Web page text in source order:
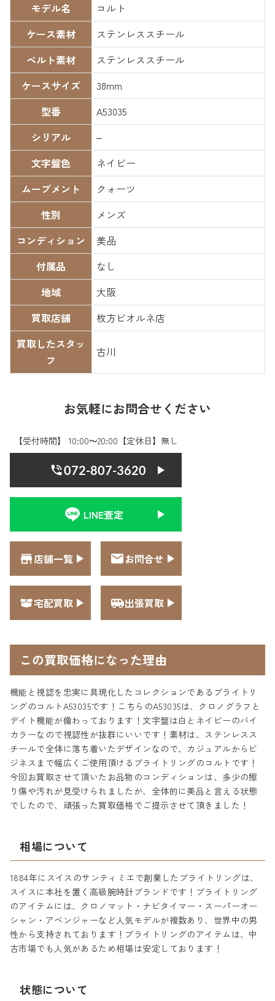
モデル名
コルト
ケース素材
ステンレススチール
ベルト素材
ステンレススチール
ケースサイズ
38mm
型番
A53035
シリアル
–
文字盤色
ネイビー
ムーブメント
クォーツ
性別
メンズ
コンディション
美品
付属品
なし
地域
大阪
買取店舗
枚方ビオルネ店
買取したスタッ
フ
古川
お気軽にお問合せください
【受付時間】 10:00〜20:00【定休日】無し
072-807-3620
LINE査定
店舗一覧 お問合せ
宅配買取 出張買取
この買取価格になった理由
機能と視認を忠実に具現化したコレクションであるブライトリ
ングのコルトA53035です！こちらのA53035は、クロノグラフと
デイト機能が備わっております！文字盤は白とネイビーのバイ
カラーなので視認性が抜群にいいです！素材は、ステンレスス
チールで全体に落ち着いたデザインなので、カジュアルからビ
ジネスまで幅広くご使用頂けるブライトリングのコルトです！
今回お買取させて頂いたお品物のコンディションは、多少の擦
り傷や汚れが見受けられましたが、全体的に美品と言える状態
でしたので、頑張った買取価格でご提示させて頂きました！
相場について
1884年にスイスのサンティミエで創業したブライトリングは、
スイスに本社を置く高級腕時計ブランドです！ブライトリング
のアイテムには、クロノマット・ナビタイマー・スーパーオー
シャン・アベンジャーなど人気モデルが複数あり、世界中の男
性から支持されております！ブライトリングのアイテムは、中
古市場でも人気があるため相場は安定しております！
状態について